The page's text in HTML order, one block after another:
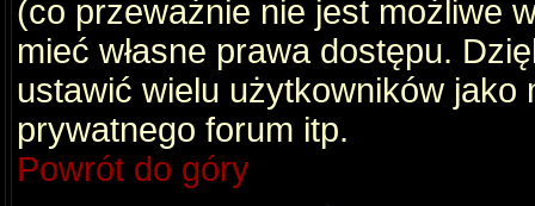
(co przeważnie nie jest możliwe
mieć własne prawa dostępu.
ustawić wielu użytkowników
prywatnego forum itp.
Powrót do góry